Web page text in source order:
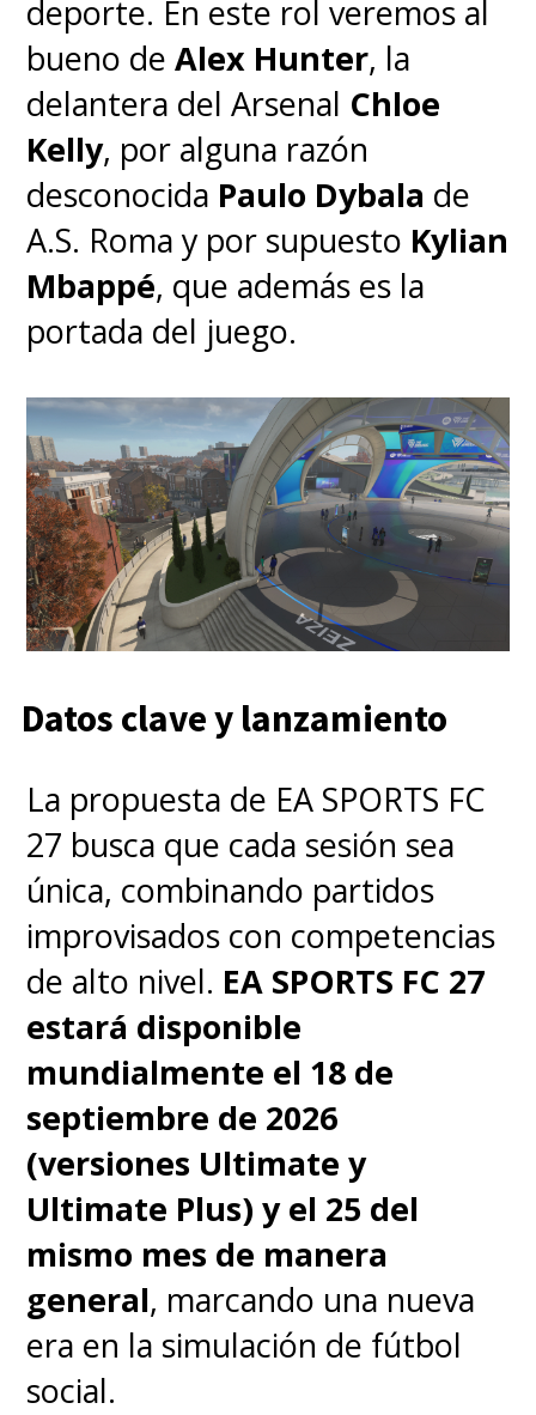
deporte. En este rol veremos al
bueno deAlex Hunter, la
delantera del Arsenal Chloe
Kelly, por alguna razón
desconocida Paulo Dybala de
A.S. Roma y por supuesto Kylian
Mbappé, que además es la
portada del juego.
Datos clave y lanzamiento
La propuesta de EA SPORTS FC
27 busca que cada sesión sea
única, combinando partidos
improvisados con competencias
de alto nivel. EA SPORTS FC 27
estará disponible
mundialmente el 18 de
septiembre de 2026
(versiones Ultimate y
Ultimate Plus) y el 25 del
mismo mes de manera
general, marcando una nueva
era en la simulación de fútbol
social.